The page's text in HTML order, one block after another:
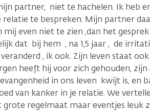
partner, niet te hachelen. Ik heb
te bespreken. Mijn partner
even niet te zien ,dan het gesprek
dat bij hem , na 1,5 jaar , de
, ik ook. Zijn leven staat
heeft hij voor zich gehouden,
in ons leven kwijt is, en
van kanker in je relatie. We
regelmaat maar eventjes leuk